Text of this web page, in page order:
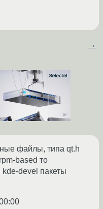
→
файлы, типа qt.h
based то
kde-devel пакеты